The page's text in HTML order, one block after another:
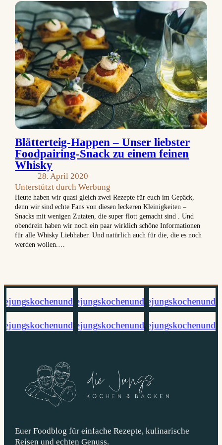
Blätterteig-Happen – Unser liebster
Foodpairing-Snack zu einem feinen
Whisky
28. April 2020
Unterstützt durch Werbung
Heute haben wir quasi gleich zwei Rezepte für euch im Gepäck,
denn wir sind echte Fans von diesen leckeren Kleinigkeiten –
Snacks mit wenigen Zutaten, die super flott gemacht sind . Und
obendrein haben wir noch ein paar wirklich schöne Informationen
für alle Whisky Liebhaber. Und natürlich auch für die, die es noch
werden wollen.…
Euer Foodblog für einfache Rezepte, kulinarische
Reisen und echten Genuss.